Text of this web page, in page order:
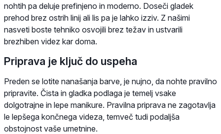
nohtih pa deluje prefinjeno in moderno. Doseči gladek
prehod brez ostrih linij ali lis pa je lahko izziv. Z našimi
nasveti boste tehniko osvojili brez težav in ustvarili
brezhiben videz kar doma.
Priprava je ključ do uspeha
Preden se lotite nanašanja barve, je nujno, da nohte pravilno
pripravite. Čista in gladka podlaga je temelj vsake
dolgotrajne in lepe manikure. Pravilna priprava ne zagotavlja
le lepšega končnega videza, temveč tudi podaljša
obstojnost vaše umetnine.